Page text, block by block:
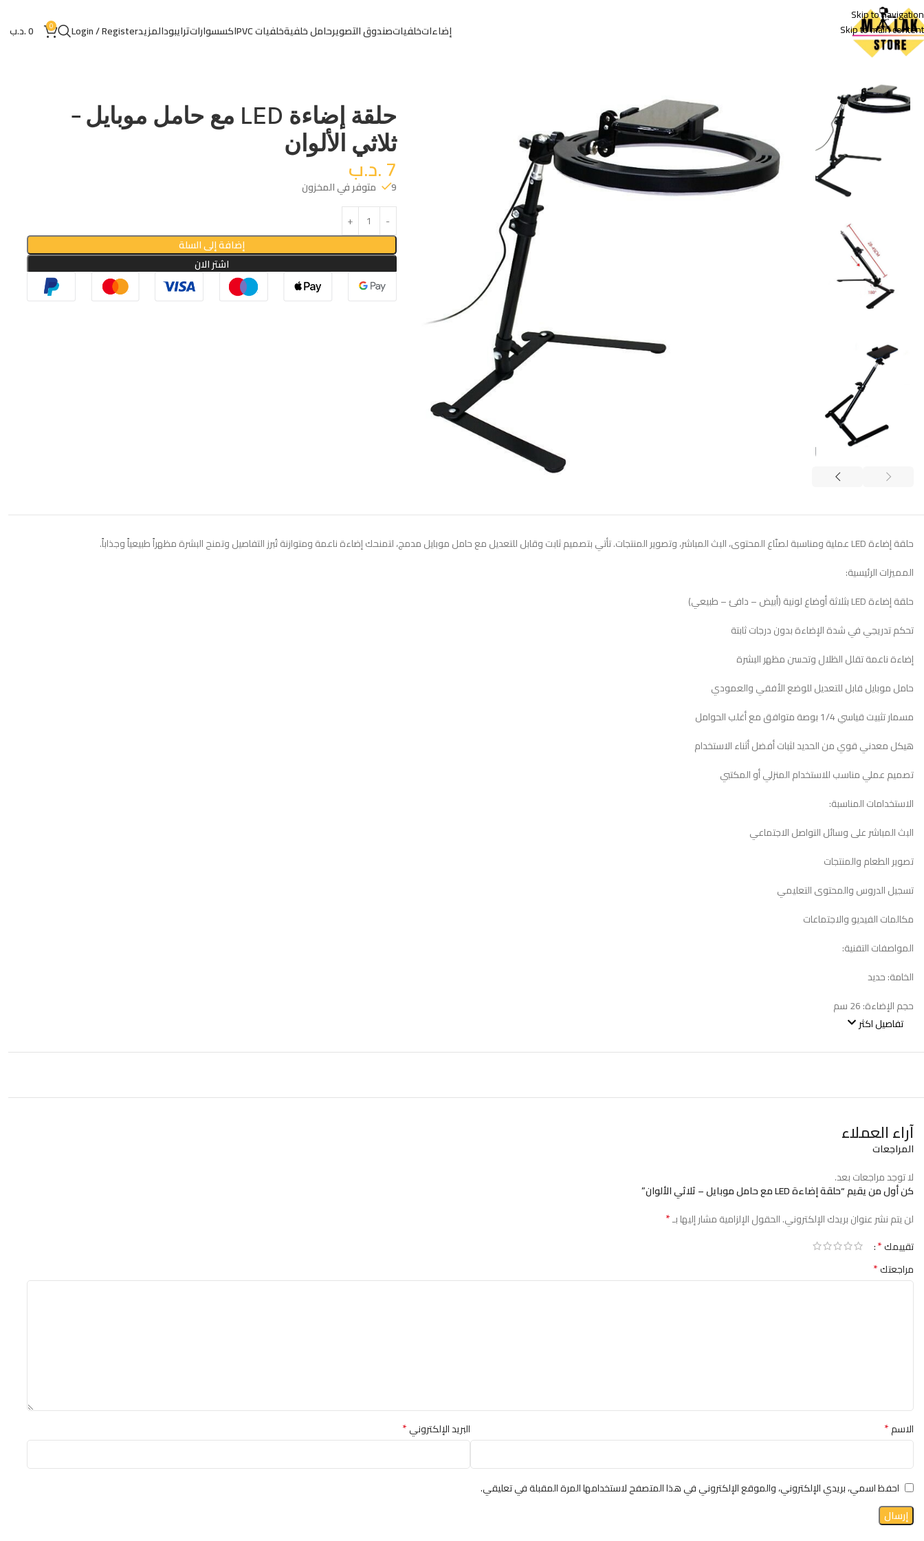
Skip to navigation
Skip to main content
إضاءاتخلفياتصندوق التصويرحامل خلفيةخلفيات PVC اكسسواراتترايبودالمزيدLogin / Register
0
0.د.ب
الرئيسية ترايبود حلقة إضاءة LED مع حامل موبايل – ثلاثي الألوان
حلقة إضاءة LED مع حامل موبايل –
ثلاثي الألوان
7.د.ب 9 متوفر في المخزون
إضافة إلى السلة
اشتر الان
حلقة إضاءة LED عملية ومناسبة لصنّاع المحتوى، البث المباشر، وتصوير المنتجات. تأتي بتصميم ثابت وقابل للتعديل مع حامل موبايل مدمج، لتمنحك إضاءة ناعمة ومتوازنة تُبرز التفاصيل وتمنح البشرة مظهراً طبيعياً وجذاباً.
المميزات الرئيسية:
حلقة إضاءة LED بثلاثة أوضاع لونية (أبيض – دافئ – طبيعي)
تحكم تدريجي في شدة الإضاءة بدون درجات ثابتة
إضاءة ناعمة تقلل الظلال وتحسن مظهر البشرة
حامل موبايل قابل للتعديل للوضع الأفقي والعمودي
مسمار تثبيت قياسي 1/4 بوصة متوافق مع أغلب الحوامل
هيكل معدني قوي من الحديد لثبات أفضل أثناء الاستخدام
تصميم عملي مناسب للاستخدام المنزلي أو المكتبي
الاستخدامات المناسبة:
البث المباشر على وسائل التواصل الاجتماعي
تصوير الطعام والمنتجات
تسجيل الدروس والمحتوى التعليمي
مكالمات الفيديو والاجتماعات
المواصفات التقنية:
الخامة: حديد
حجم الإضاءة: 26 سم
وزن المنتج: 2.5 كجم
التوافق: مناسب لمعظم الهواتف الذكية
اختيار مثالي لمن يبحث عن إضاءة احترافية بسعر عملي وجودة عالية.
تفاصيل اكثر
آراء العملاء
المراجعات
لا توجد مراجعات بعد.
كن أول من يقيم “حلقة إضاءة LED مع حامل موبايل – ثلاثي الألوان”
لن يتم نشر عنوان بريدك الإلكتروني.الحقول الإلزامية مشار إليها بـ*
تقييمك*
مراجعتك*
الاسم* البريد الإلكتروني*
احفظ اسمي، بريدي الإلكتروني، والموقع الإلكتروني في هذا المتصفح لاستخدامها المرة المقبلة في تعليقي.